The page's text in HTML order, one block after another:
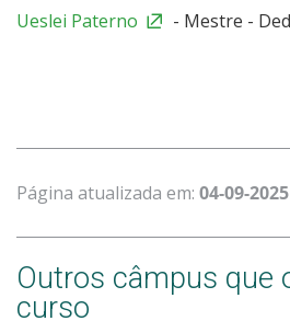
Ueslei Paterno
- Mestre -
Página atualizada em: 04-09-
Outros câmpus que
curso